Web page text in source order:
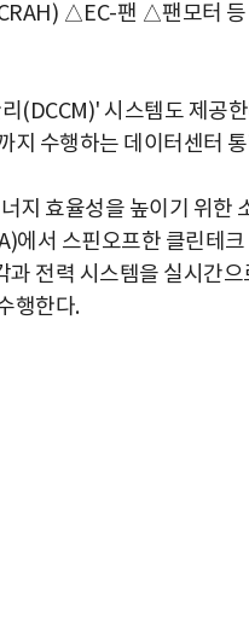
△EC-팬 △팬모터 등
(DCCM)' 시스템도 제공
지 수행하는 데이터센터
지 효율성을 높이기 위한
에서 스핀오프한 클린테
과 전력 시스템을 실시간
행한다.